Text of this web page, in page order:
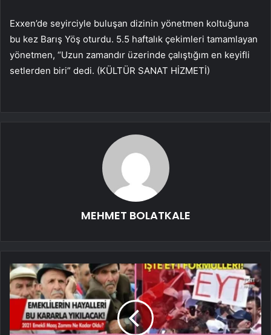
Exxen’de seyirciyle buluşan dizinin yönetmen koltuğuna
bu kez Barış Yöş oturdu. 5.5 haftalık çekimleri tamamlayan
yönetmen, “Uzun zamandır üzerinde çalıştığım en keyifli
setlerden biri” dedi. (KÜLTÜR SANAT HİZMETİ)
MEHMET BOLATKALE